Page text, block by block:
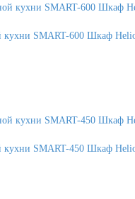
кухни SMART-600 Шкаф
кухни SMART-450 Шкаф